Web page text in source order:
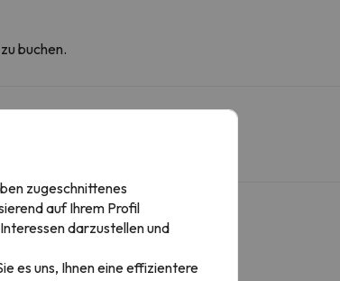
buchen.
zugeschnittenes
auf Ihrem Profil
darzustellen und
es uns, Ihnen eine effizientere